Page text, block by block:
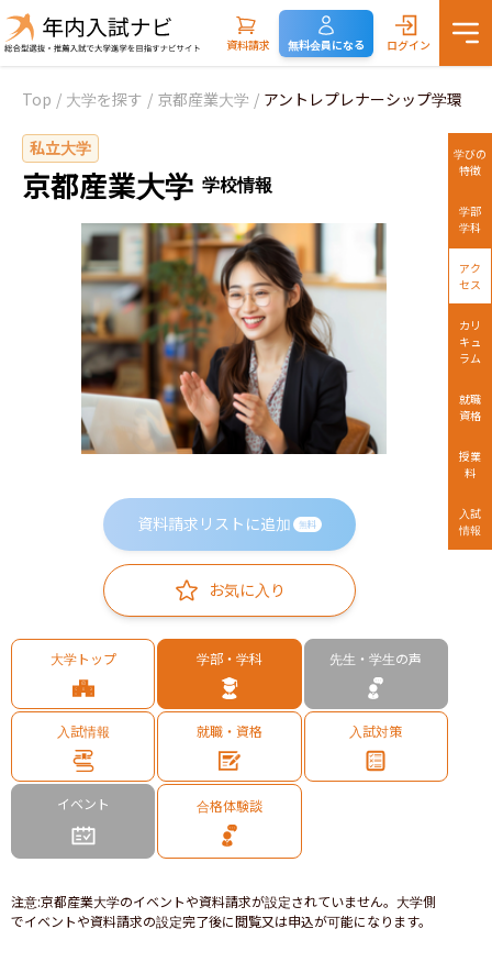
資料請求 無料会員になる ログイン
Top / 大学を探す / 京都産業大学 / アントレプレナーシップ学環
私立大学
京都産業大学 学校情報
資料請求リストに追加 無料
お気に入り
大学トップ 学部・学科 先生・学生の声
入試情報 就職・資格 入試対策
イベント 合格体験談
注意:京都産業大学のイベントや資料請求が設定されていません。大学側
でイベントや資料請求の設定完了後に閲覧又は申込が可能になります。
学びの
特徴
学部
学科
アク
セス
カリ
キュ
ラム
就職
資格
授業
料
入試
情報